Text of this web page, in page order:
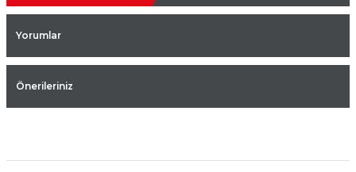
Yorumlar
Önerileriniz